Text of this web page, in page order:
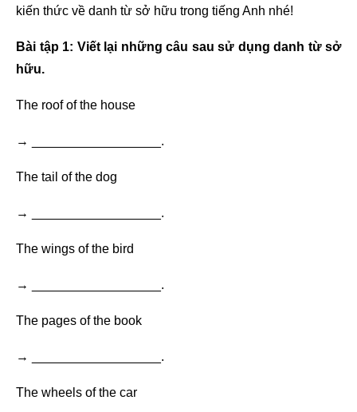
kiến thức về danh từ sở hữu trong tiếng Anh nhé!
Bài tập 1: Viết lại những câu sau sử dụng danh từ sở
hữu.
The roof of the house
→ __________________.
The tail of the dog
→ __________________.
The wings of the bird
→ __________________.
The pages of the book
→ __________________.
The wheels of the car